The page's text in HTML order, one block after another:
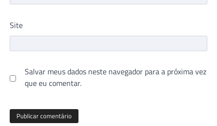
Site
Salvar meus dados neste navegador para a próxima vez
que eu comentar.